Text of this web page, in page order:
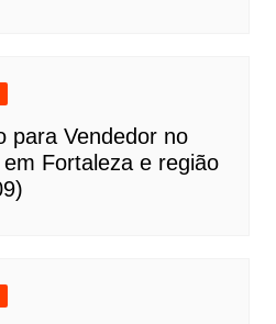
para Vendedor no
Fortaleza e região